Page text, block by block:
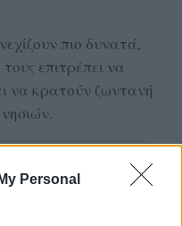
Personal
πιο δυνατά,
επιτρέπει να
να κρατούν ζωντανή